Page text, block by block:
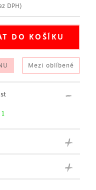
DPH)
Mezi oblíbené
1